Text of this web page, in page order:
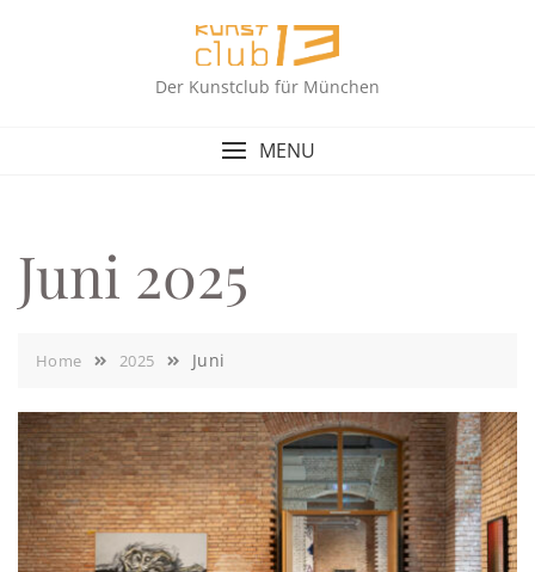
Der Kunstclub für München
MENU
Juni 2025
Home 2025 Juni